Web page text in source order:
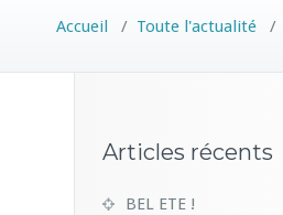
Accueil / Toute l'actualité /
Articles récents
BEL ETE !